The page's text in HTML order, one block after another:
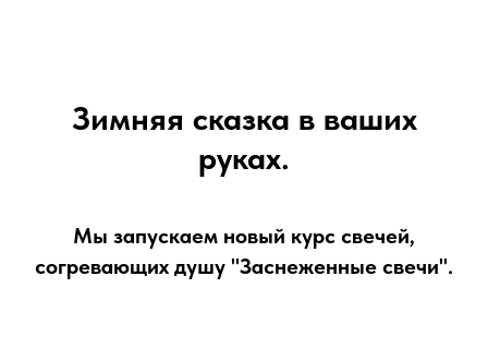
Зимняя сказка в ваших
руках.
Мы запускаем новый курс свечей,
согревающих душу "Заснеженные свечи".